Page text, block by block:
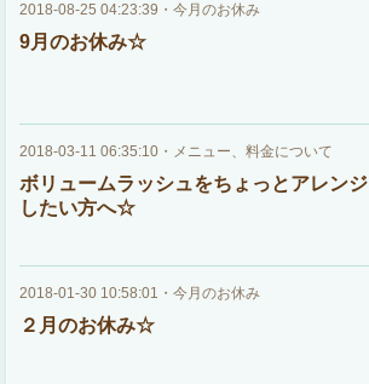
2018-08-25 04:23:39 ・ 今月のお休み
9月のお休み☆
2018-03-11 06:35:10 ・ メニュー、料金について
ボリュームラッシュをちょっとアレンジ
したい方へ☆
2018-01-30 10:58:01 ・ 今月のお休み
２月のお休み☆